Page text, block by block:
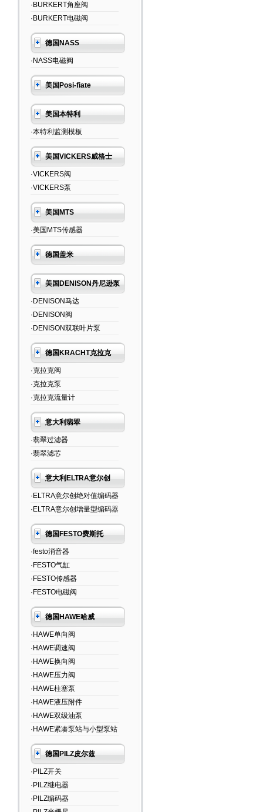
·BURKERT角座阀
·BURKERT电磁阀
德国NASS
·NASS电磁阀
美国Posi-fiate
美国本特利
·本特利监测模板
美国VICKERS威格士
·VICKERS阀
·VICKERS泵
美国MTS
·美国MTS传感器
德国盖米
美国DENISON丹尼逊泵
·DENISON马达
·DENISON阀
·DENISON双联叶片泵
德国KRACHT克拉克
·克拉克阀
·克拉克泵
·克拉克流量计
意大利翡翠
·翡翠过滤器
·翡翠滤芯
意大利ELTRA意尔创
·ELTRA意尔创绝对值编码器
·ELTRA意尔创增量型编码器
德国FESTO费斯托
·festo消音器
·FESTO气缸
·FESTO传感器
·FESTO电磁阀
德国HAWE哈威
·HAWE单向阀
·HAWE调速阀
·HAWE换向阀
·HAWE压力阀
·HAWE柱塞泵
·HAWE液压附件
·HAWE双级油泵
·HAWE紧凑泵站与小型泵站
德国PILZ皮尔兹
·PILZ开关
·PILZ继电器
·PILZ编码器